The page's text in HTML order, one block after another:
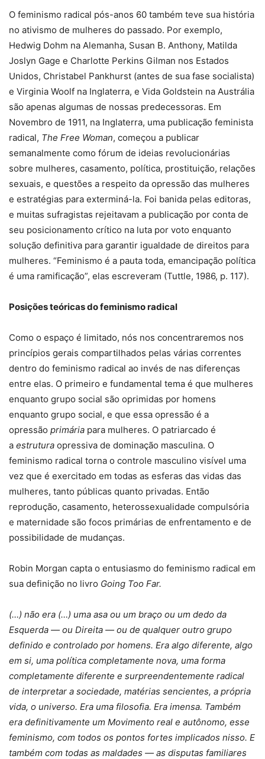
O feminismo radical pós-anos 60 também teve sua história
no ativismo de mulheres do passado. Por exemplo,
Hedwig Dohm na Alemanha, Susan B. Anthony, Matilda
Joslyn Gage e Charlotte Perkins Gilman nos Estados
Unidos, Christabel Pankhurst (antes de sua fase socialista)
e Virginia Woolf na Inglaterra, e Vida Goldstein na Austrália
são apenas algumas de nossas predecessoras. Em
Novembro de 1911, na Inglaterra, uma publicação feminista
radical, The Free Woman, começou a publicar
semanalmente como fórum de ideias revolucionárias
sobre mulheres, casamento, política, prostituição, relações
sexuais, e questões a respeito da opressão das mulheres
e estratégias para exterminá-la. Foi banida pelas editoras,
e muitas sufragistas rejeitavam a publicação por conta de
seu posicionamento crítico na luta por voto enquanto
solução definitiva para garantir igualdade de direitos para
mulheres. “Feminismo é a pauta toda, emancipação política
é uma ramificação”, elas escreveram (Tuttle, 1986, p. 117).
Posições teóricas do feminismo radical
Como o espaço é limitado, nós nos concentraremos nos
princípios gerais compartilhados pelas várias correntes
dentro do feminismo radical ao invés de nas diferenças
entre elas. O primeiro e fundamental tema é que mulheres
enquanto grupo social são oprimidas por homens
enquanto grupo social, e que essa opressão é a
opressão primária para mulheres. O patriarcado é
a estrutura opressiva de dominação masculina. O
feminismo radical torna o controle masculino visível uma
vez que é exercitado em todas as esferas das vidas das
mulheres, tanto públicas quanto privadas. Então
reprodução, casamento, heterossexualidade compulsória
e maternidade são focos primárias de enfrentamento e de
possibilidade de mudanças.
Robin Morgan capta o entusiasmo do feminismo radical em
sua definição no livro Going Too Far.
(…) não era (…) uma asa ou um braço ou um dedo da
Esquerda — ou Direita — ou de qualquer outro grupo
definido e controlado por homens. Era algo diferente, algo
em si, uma política completamente nova, uma forma
completamente diferente e surpreendentemente radical
de interpretar a sociedade, matérias sencientes, a própria
vida, o universo. Era uma filosofia. Era imensa. Também
era definitivamente um Movimento real e autônomo, esse
feminismo, com todos os pontos fortes implicados nisso. E
também com todas as maldades — as disputas familiares